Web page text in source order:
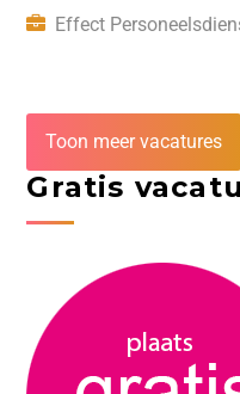
Effect
Toon meer vacatures
Gratis